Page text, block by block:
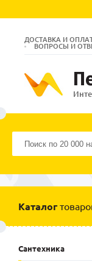
ДОСТАВКА И
ВОПРОСЫ И
Каталог
Сантехника